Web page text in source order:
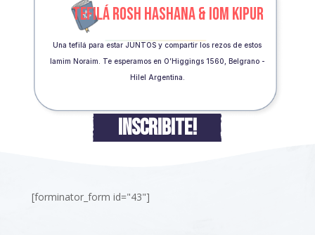
TEFILÁ ROSH HASHANA & IOM KIPUR
Una tefilá para estar JUNTOS y compartir los rezos de estos
Iamim Noraim. Te esperamos en O’Higgings 1560, Belgrano -
Hilel Argentina.
INSCRIBITE!
[forminator_form id="43"]